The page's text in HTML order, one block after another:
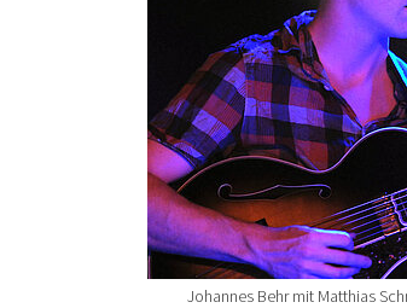
Johannes Behr mit Matthias